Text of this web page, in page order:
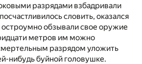
разрядами взбадривали
словить, оказался
обзывали свое оружие
метров им можно
разрядом уложить
нибудь буйной головушке.